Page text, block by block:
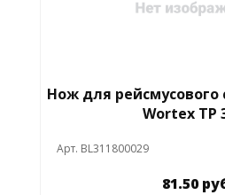
Нож для рейсмусового
Wortex TP
Арт. BL311800029
81.50